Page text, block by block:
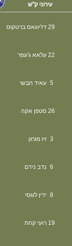
עירוני ק"ש
29 דז'יוגאס ברטקוס
22 עלאא ג'עפר
5 עאיד חבשי
26 סטפן אקה
3 זיו מורגן
6 נדב נידם
8 ידין לוגסי
19 רועי קהת